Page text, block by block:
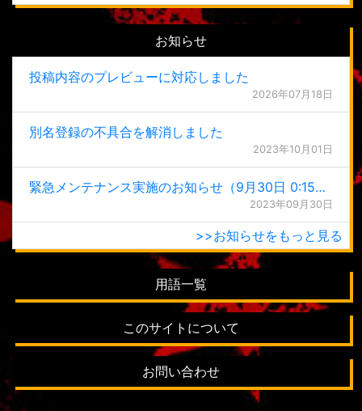
お知らせ
投稿内容のプレビューに対応しました
2026年07月18日
別名登録の不具合を解消しました
2023年10月01日
緊急メンテナンス実施のお知らせ（9月30日 0:15更新）
2023年09月30日
>>お知らせをもっと見る
用語一覧
このサイトについて
お問い合わせ